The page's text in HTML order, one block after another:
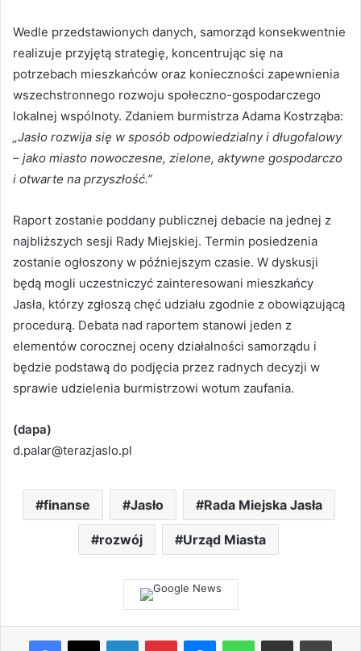
Wedle przedstawionych danych, samorząd konsekwentnie
realizuje przyjętą strategię, koncentrując się na
potrzebach mieszkańców oraz konieczności zapewnienia
wszechstronnego rozwoju społeczno-gospodarczego
lokalnej wspólnoty. Zdaniem burmistrza Adama Kostrząba:
„Jasło rozwija się w sposób odpowiedzialny i długofalowy
– jako miasto nowoczesne, zielone, aktywne gospodarczo
i otwarte na przyszłość.”
Raport zostanie poddany publicznej debacie na jednej z
najbliższych sesji Rady Miejskiej. Termin posiedzenia
zostanie ogłoszony w późniejszym czasie. W dyskusji
będą mogli uczestniczyć zainteresowani mieszkańcy
Jasła, którzy zgłoszą chęć udziału zgodnie z obowiązującą
procedurą. Debata nad raportem stanowi jeden z
elementów corocznej oceny działalności samorządu i
będzie podstawą do podjęcia przez radnych decyzji w
sprawie udzielenia burmistrzowi wotum zaufania.
(dapa)
d.palar@terazjaslo.pl
finanse Jasło Rada Miejska Jasła
rozwój Urząd Miasta
Facebook
X LinkedInPinterestMessengerWhatsAppShare via Email Print